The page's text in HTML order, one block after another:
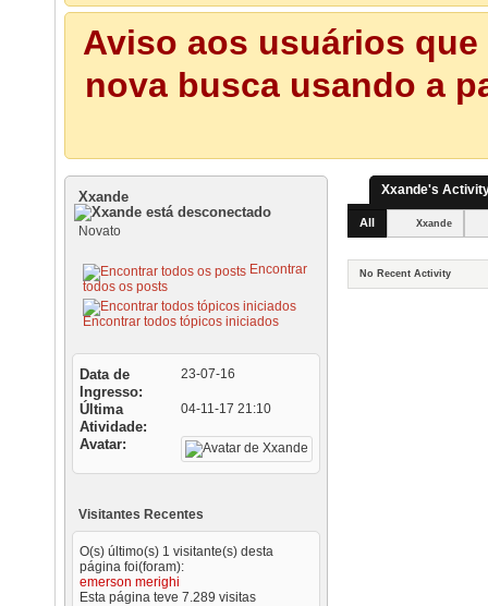
Aviso aos usuários
nova busca usando a
Xxande
Novato
Encontrar
todos os posts
Encontrar todos tópicos iniciados
Data de
Ingresso
23-07-16
Última
Atividade
04-11-17 21:10
Avatar
Visitantes Recentes
O(s) último(s) 1 visitante(s) desta
página foi(foram):
emerson merighi
Esta página teve 7.289 visitas
Xxande's
All Xxande
No Recent Activity